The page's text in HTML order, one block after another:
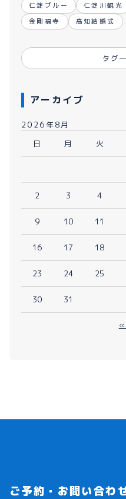
仁淀ブルー
仁淀川観光
金剛福寺
高知結婚式
タグ
アーカイブ
2026年8月
日
月 火
2 3 4
9 10 11
16 17 18
23 24 25
30 31
ご予約・お問い合わ